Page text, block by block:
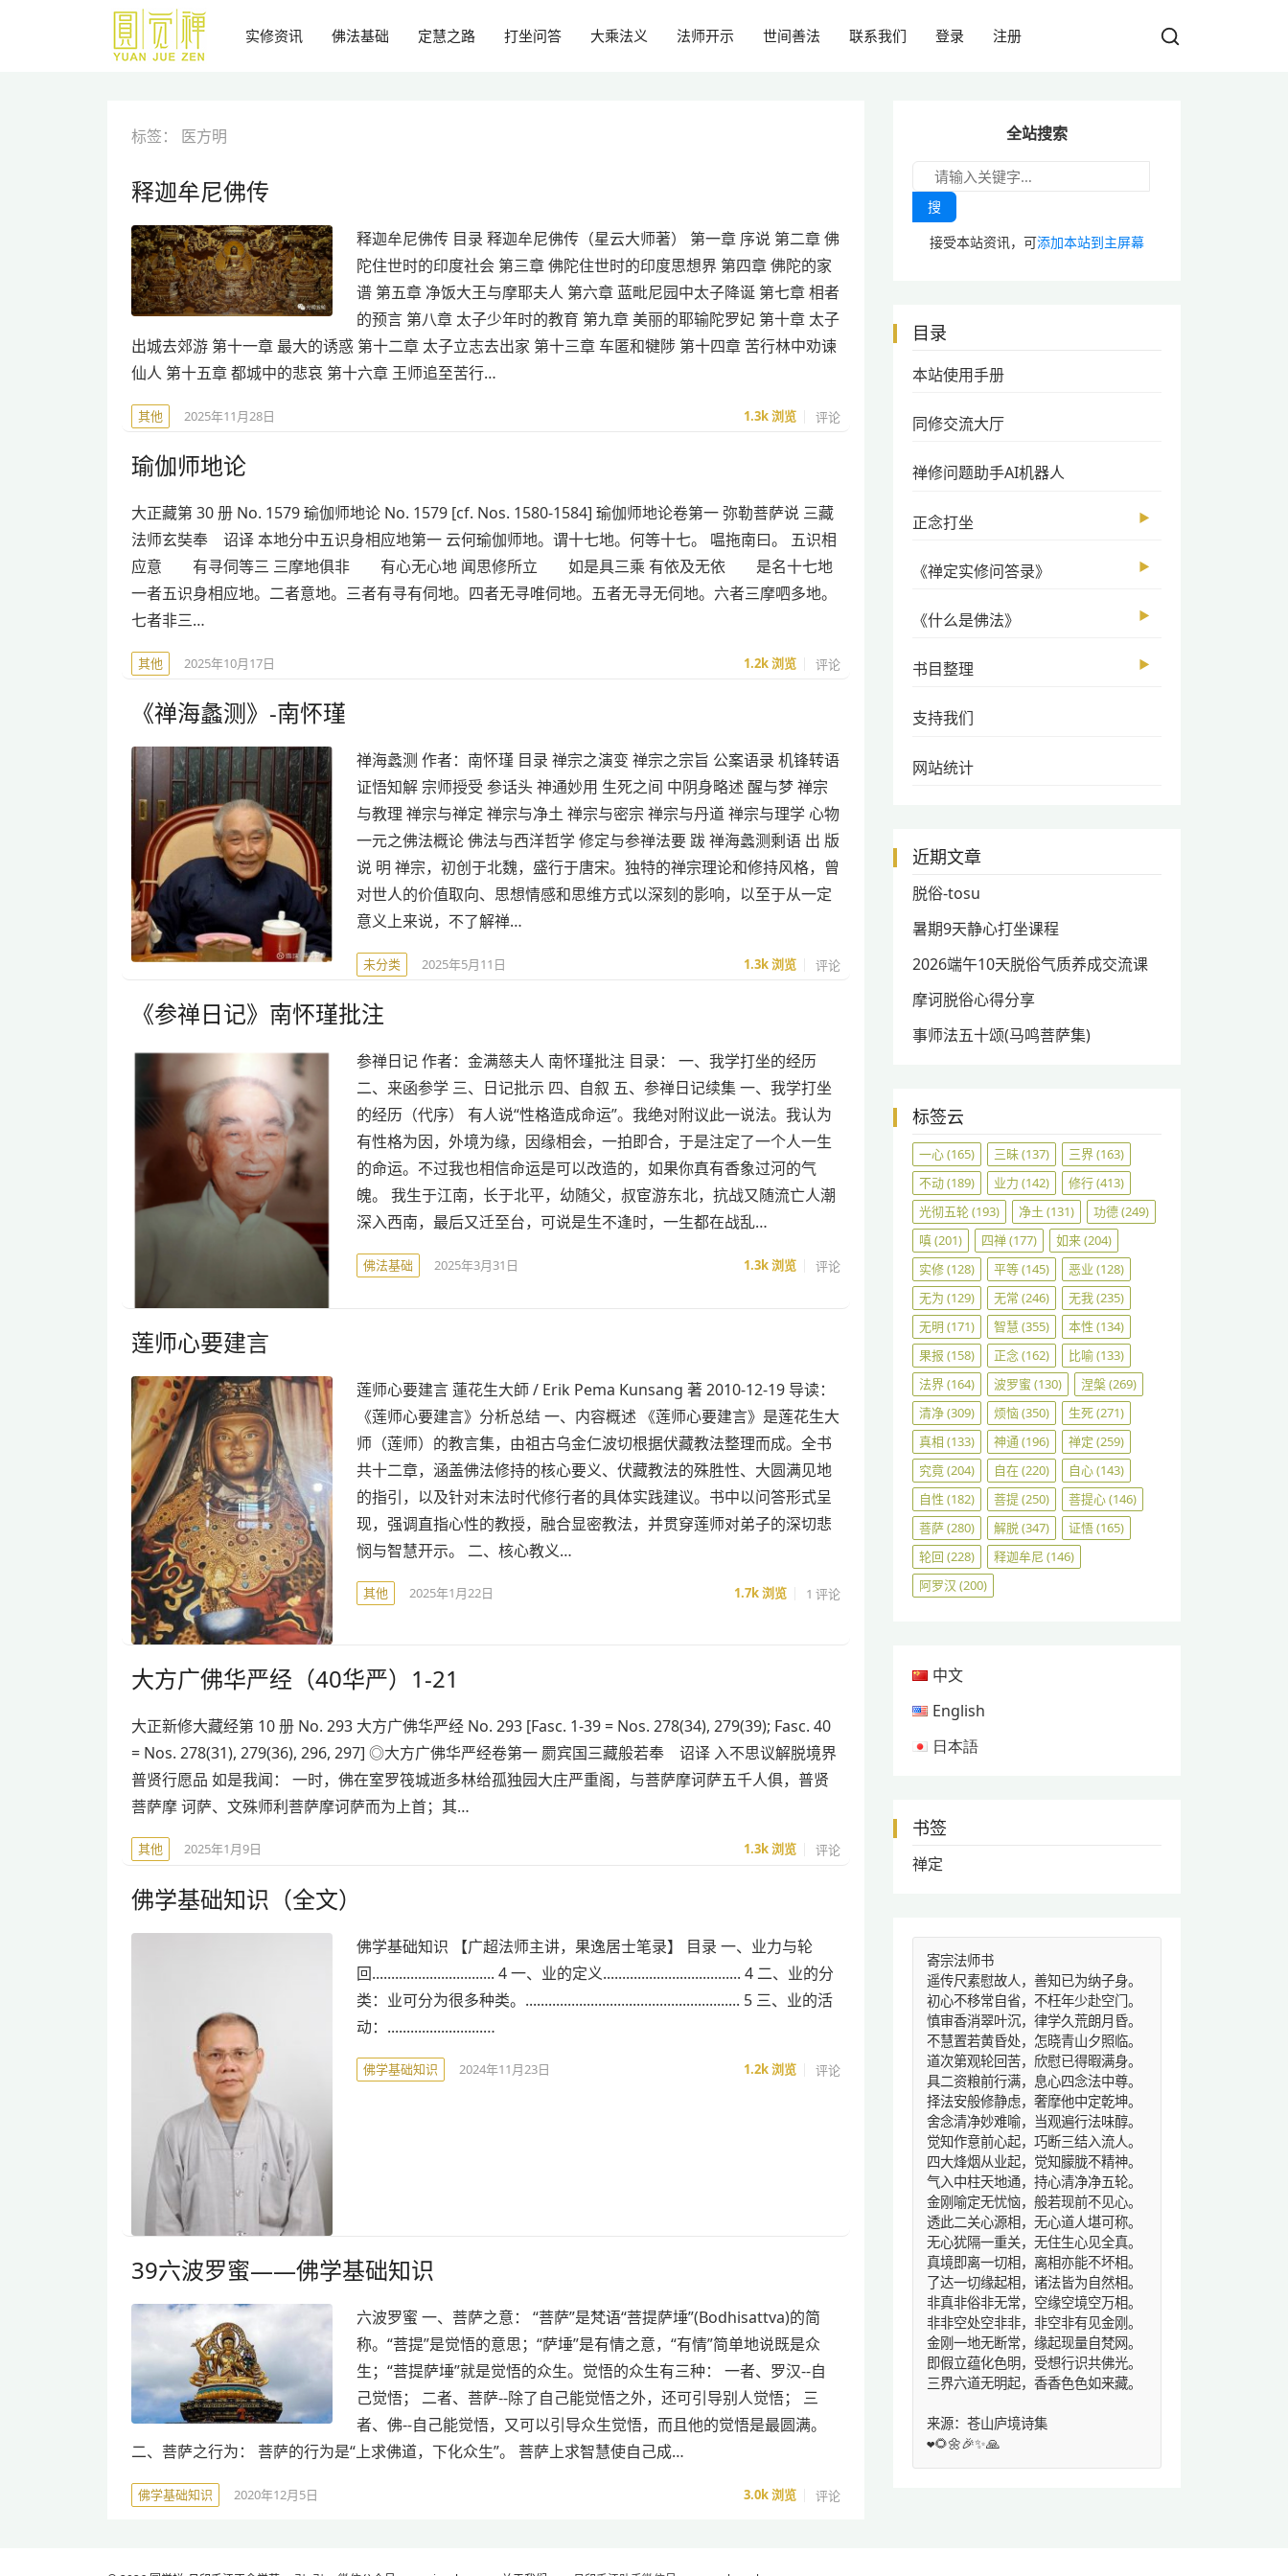
实修资讯 佛法基础 定慧之路 打坐问答 大乘法义 法师开示 世间善法 联系我们 登录 注册
标签： 医方明
释迦牟尼佛传
释迦牟尼佛传 目录 释迦牟尼佛传（星云大师著） 第一章 序说 第二章 佛
陀住世时的印度社会 第三章 佛陀住世时的印度思想界 第四章 佛陀的家
谱 第五章 净饭大王与摩耶夫人 第六章 蓝毗尼园中太子降诞 第七章 相者
的预言 第八章 太子少年时的教育 第九章 美丽的耶输陀罗妃 第十章 太子
出城去郊游 第十一章 最大的诱惑 第十二章 太子立志去出家 第十三章 车匿和犍陟 第十四章 苦行林中劝谏
仙人 第十五章 都城中的悲哀 第十六章 王师追至苦行…
其他 2025年11月28日 1.3k浏览 评论
瑜伽师地论
大正藏第 30 册 No. 1579 瑜伽师地论 No. 1579 [cf. Nos. 1580-1584] 瑜伽师地论卷第一 弥勒菩萨说 三藏
法师玄奘奉 诏译 本地分中五识身相应地第一 云何瑜伽师地。谓十七地。何等十七。 嗢拖南曰。 五识相
应意 有寻伺等三 三摩地俱非 有心无心地 闻思修所立 如是具三乘 有依及无依 是名十七地
一者五识身相应地。二者意地。三者有寻有伺地。四者无寻唯伺地。五者无寻无伺地。六者三摩呬多地。
七者非三…
其他 2025年10月17日 1.2k浏览 评论
《禅海蠡测》-南怀瑾
禅海蠡测 作者：南怀瑾 目录 禅宗之演变 禅宗之宗旨 公案语录 机锋转语
证悟知解 宗师授受 参话头 神通妙用 生死之间 中阴身略述 醒与梦 禅宗
与教理 禅宗与禅定 禅宗与净土 禅宗与密宗 禅宗与丹道 禅宗与理学 心物
一元之佛法概论 佛法与西洋哲学 修定与参禅法要 跋 禅海蠡测剩语 出 版
说 明 禅宗，初创于北魏，盛行于唐宋。独特的禅宗理论和修持风格，曾
对世人的价值取向、思想情感和思维方式以深刻的影响，以至于从一定
意义上来说，不了解禅…
未分类 2025年5月11日 1.3k浏览 评论
《参禅日记》南怀瑾批注
参禅日记 作者：金满慈夫人 南怀瑾批注 目录： 一、我学打坐的经历
二、来函参学 三、日记批示 四、自叙 五、参禅日记续集 一、我学打坐
的经历（代序） 有人说“性格造成命运”。我绝对附议此一说法。我认为
有性格为因，外境为缘，因缘相会，一拍即合，于是注定了一个人一生
的命运。不过我也相信命运是可以改造的，如果你真有香象过河的气
魄。 我生于江南，长于北平，幼随父，叔宦游东北，抗战又随流亡人潮
深入西南，最后又迁至台，可说是生不逢时，一生都在战乱…
佛法基础 2025年3月31日 1.3k浏览 评论
莲师心要建言
莲师心要建言 蓮花生大師 / Erik Pema Kunsang 著 2010-12-19 导读：
《莲师心要建言》分析总结 一、内容概述 《莲师心要建言》是莲花生大
师（莲师）的教言集，由祖古乌金仁波切根据伏藏教法整理而成。全书
共十二章，涵盖佛法修持的核心要义、伏藏教法的殊胜性、大圆满见地
的指引，以及针对末法时代修行者的具体实践建议。书中以问答形式呈
现，强调直指心性的教授，融合显密教法，并贯穿莲师对弟子的深切悲
悯与智慧开示。 二、核心教义…
其他 2025年1月22日 1.7k浏览 1 评论
大方广佛华严经（40华严）1-21
大正新修大藏经第 10 册 No. 293 大方广佛华严经 No. 293 [Fasc. 1-39 = Nos. 278(34), 279(39); Fasc. 40
= Nos. 278(31), 279(36), 296, 297] ◎大方广佛华严经卷第一 罽宾国三藏般若奉 诏译 入不思议解脱境界
普贤行愿品 如是我闻： 一时，佛在室罗筏城逝多林给孤独园大庄严重阁，与菩萨摩诃萨五千人俱，普贤
菩萨摩 诃萨、文殊师利菩萨摩诃萨而为上首；其…
其他 2025年1月9日 1.3k浏览 评论
佛学基础知识（全文）
佛学基础知识 【广超法师主讲，果逸居士笔录】 目录 一、业力与轮
回................................ 4 一、业的定义.................................... 4 二、业的分
类：业可分为很多种类。........................................................ 5 三、业的活
动：.........................…
佛学基础知识 2024年11月23日 1.2k浏览 评论
39六波罗蜜——佛学基础知识
六波罗蜜 一、菩萨之意： “菩萨”是梵语“菩提萨埵”(Bodhisattva)的简
称。“菩提”是觉悟的意思；“萨埵”是有情之意，“有情”简单地说既是众
生；“菩提萨埵”就是觉悟的众生。觉悟的众生有三种： 一者、罗汉--自
己觉悟； 二者、菩萨--除了自己能觉悟之外，还可引导别人觉悟； 三
者、佛--自己能觉悟，又可以引导众生觉悟，而且他的觉悟是最圆满。
二、菩萨之行为： 菩萨的行为是“上求佛道，下化众生”。 菩萨上求智慧使自己成…
佛学基础知识 2020年12月5日 3.0k浏览 评论
全站搜索
搜
接受本站资讯，可添加本站到主屏幕
目录
本站使用手册
同修交流大厅
禅修问题助手AI机器人
正念打坐 ▶
《禅定实修问答录》 ▶
《什么是佛法》 ▶
书目整理 ▶
支持我们
网站统计
近期文章
脱俗-tosu
暑期9天静心打坐课程
2026端午10天脱俗气质养成交流课
摩诃脱俗心得分享
事师法五十颂(马鸣菩萨集)
标签云
一心(165) 三昧(137) 三界(163)
不动(189) 业力 (142) 修行(413)
光彻五轮(193) 净土 (131) 功德(249)
嗔(201) 四禅(177) 如来(204)
实修(128) 平等(145) 恶业 (128)
无为 (129) 无常 (246) 无我(235)
无明 (171) 智慧 (355) 本性 (134)
果报 (158) 正念(162) 比喻(133)
法界(164) 波罗蜜 (130) 涅槃(269)
清净(309) 烦恼(350) 生死(271)
真相 (133) 神通 (196) 禅定 (259)
究竟(204) 自在(220) 自心(143)
自性 (182) 菩提(250) 菩提心(146)
菩萨(280) 解脱(347) 证悟(165)
轮回 (228) 释迦牟尼 (146)
阿罗汉 (200)
中文
English
日本語
书签
禅定
寄宗法师书
遥传尺素慰故人，善知已为纳子身。
初心不移常自省，不枉年少赴空门。
慎审香消翠叶沉，律学久荒朗月昏。
不慧置若黄昏处，怎晓青山夕照临。
道次第观轮回苦，欣慰已得暇满身。
具二资粮前行满，息心四念法中尊。
择法安般修静虑，奢摩他中定乾坤。
舍念清净妙难喻，当观遍行法味醇。
觉知作意前心起，巧断三结入流人。
四大烽烟从业起，觉知朦胧不精神。
气入中柱天地通，持心清净净五轮。
金刚喻定无忧恼，般若现前不见心。
透此二关心源相，无心道人堪可称。
无心犹隔一重关，无住生心见全真。
真境即离一切相，离相亦能不坏相。
了达一切缘起相，诸法皆为自然相。
非真非俗非无常，空缘空境空万相。
非非空处空非非，非空非有见金刚。
金刚一地无断常，缘起现量自梵网。
即假立蕴化色明，受想行识共佛光。
三界六道无明起，香香色色如来藏。
来源：苍山庐境诗集
❤️🌻🌼🎉✨🙏